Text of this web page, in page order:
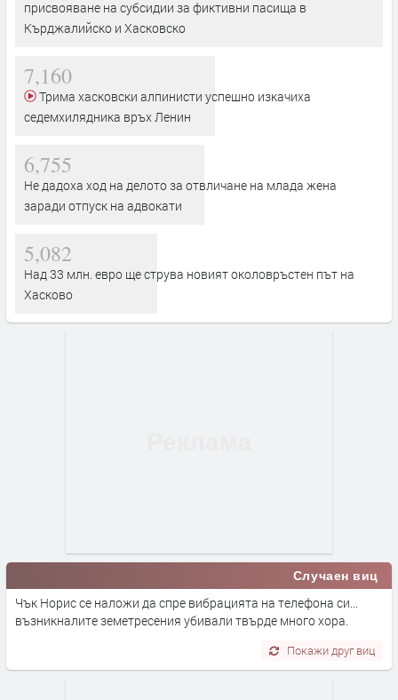
присвояване на субсидии за фиктивни пасища в
Кърджалийско и Хасковско
7,160
седемхилядника връх Ленин
6,755
Не дадоха ход на делото за отвличане на млада жена
заради отпуск на адвокати
5,082
Над 33 млн. евро ще струва новият околовръстен път на
Хасково
Случаен виц
Чък Норис се наложи да спре вибрацията на телефона си...
възникналите земетресения убивали твърде много хора.
Покажи друг виц